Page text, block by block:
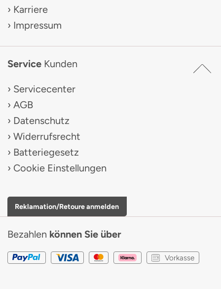
Karriere
Impressum
Service Kunden
Servicecenter
AGB
Datenschutz
Widerrufsrecht
Batteriegesetz
Cookie Einstellungen
Reklamation/Retoure anmelden
Bezahlen können Sie über
Vorkasse